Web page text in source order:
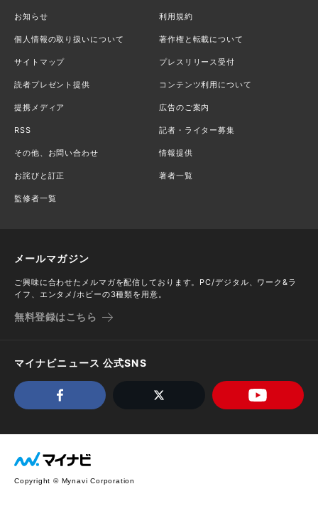
お知らせ 利用規約
個人情報の取り扱いについて 著作権と転載について
サイトマップ プレスリリース受付
読者プレゼント提供 コンテンツ利用について
提携メディア 広告のご案内
RSS 記者・ライター募集
その他、お問い合わせ 情報提供
お詫びと訂正 著者一覧
監修者一覧
メールマガジン
ご興味に合わせたメルマガを配信しております。PC/デジタル、ワーク&ラ
イフ、エンタメ/ホビーの3種類を用意。
無料登録はこちら
マイナビニュース 公式SNS
Copyright © Mynavi Corporation